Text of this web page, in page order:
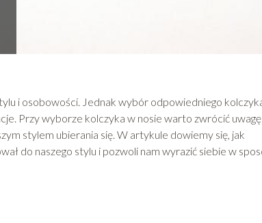
i osobowości. Jednak wybór odpowiedniego
Przy wyborze kolczyka w nosie warto zwrócić
stylem ubierania się. W artykule dowiemy się, jak
do naszego stylu i pozwoli nam wyrazić siebie w